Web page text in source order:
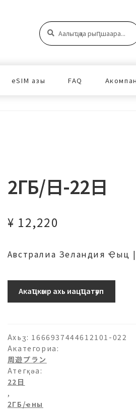
Аԥшаара:
Аԥшаара
eSIM азы FAQ
2ГБ/日-22日
¥ 12,220
Австралиа Зеландия Ҿыц
Акаҵкәыр ахь иацҵатәуп
Ахьӡ: 1666937444612101-022
Акатегориа:
周遊プラン
Атегқәа:
22日
,
2ГБ/ҽны